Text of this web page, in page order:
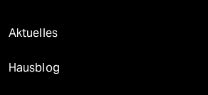
Aktuelles
Hausblog